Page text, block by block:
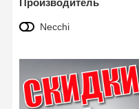
Производитель
Necchi